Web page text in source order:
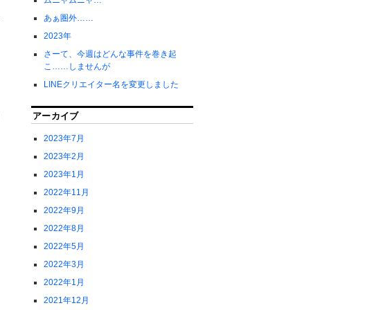
あぁ圏外……
2023年
さーて、今週はどんな事件を巻き起
こ……しませんが
LINEクリエイター名を変更しました
アーカイブ
2023年7月
2023年2月
2023年1月
2022年11月
2022年9月
2022年8月
2022年5月
2022年3月
2022年1月
2021年12月